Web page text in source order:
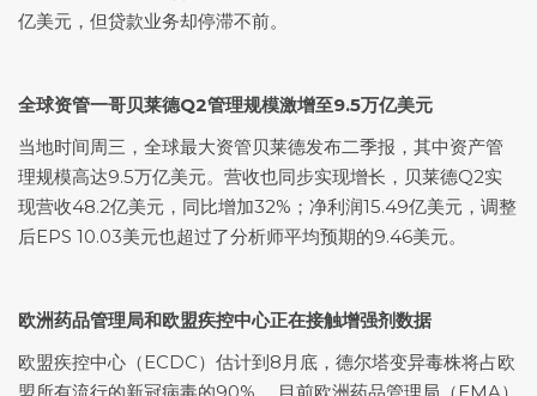
亿美元，但贷款业务却停滞不前。
全球资管一哥贝莱德Q2管理规模激增至9.5万亿美元
当地时间周三，全球最大资管贝莱德发布二季报，其中资产管
理规模高达9.5万亿美元。营收也同步实现增长，贝莱德Q2实
现营收48.2亿美元，同比增加32%；净利润15.49亿美元，调整
后EPS 10.03美元也超过了分析师平均预期的9.46美元。
欧洲药品管理局和欧盟疾控中心正在接触增强剂数据
欧盟疾控中心（ECDC）估计到8月底，德尔塔变异毒株将占欧
盟所有流行的新冠病毒的90%。 目前欧洲药品管理局（EMA）